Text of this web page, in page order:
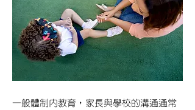
一般體制內教育，家長與學校的溝通通常